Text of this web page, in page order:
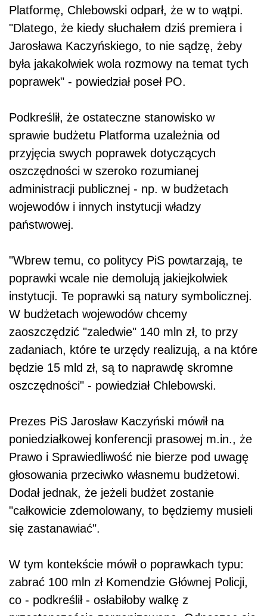
Platformę, Chlebowski odparł, że w to wątpi.
"Dlatego, że kiedy słuchałem dziś premiera i
Jarosława Kaczyńskiego, to nie sądzę, żeby
była jakakolwiek wola rozmowy na temat tych
poprawek" - powiedział poseł PO.
Podkreślił, że ostateczne stanowisko w
sprawie budżetu Platforma uzależnia od
przyjęcia swych poprawek dotyczących
oszczędności w szeroko rozumianej
administracji publicznej - np. w budżetach
wojewodów i innych instytucji władzy
państwowej.
"Wbrew temu, co politycy PiS powtarzają, te
poprawki wcale nie demolują jakiejkolwiek
instytucji. Te poprawki są natury symbolicznej.
W budżetach wojewodów chcemy
zaoszczędzić "zaledwie" 140 mln zł, to przy
zadaniach, które te urzędy realizują, a na które
będzie 15 mld zł, są to naprawdę skromne
oszczędności" - powiedział Chlebowski.
Prezes PiS Jarosław Kaczyński mówił na
poniedziałkowej konferencji prasowej m.in., że
Prawo i Sprawiedliwość nie bierze pod uwagę
głosowania przeciwko własnemu budżetowi.
Dodał jednak, że jeżeli budżet zostanie
"całkowicie zdemolowany, to będziemy musieli
się zastanawiać".
W tym kontekście mówił o poprawkach typu:
zabrać 100 mln zł Komendzie Głównej Policji,
co - podkreślił - osłabiłoby walkę z